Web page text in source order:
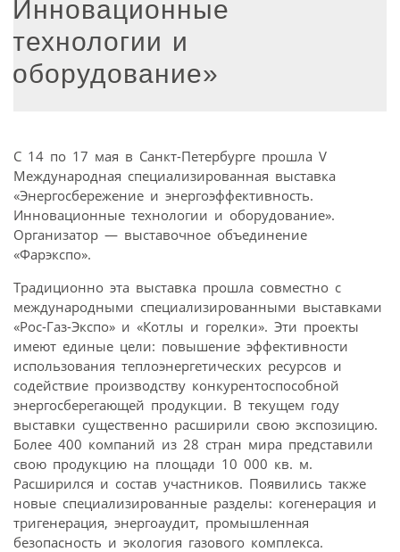
Инновационные
технологии и
оборудование»
С 14 по 17 мая в Санкт-Петербурге прошла V
Международная специализированная выставка
«Энергосбережение и энергоэффективность.
Инновационные технологии и оборудование».
Организатор — выставочное объединение
«Фарэкспо».
Традиционно эта выставка прошла совместно с
международными специализированными выставками
«Рос-Газ-Экспо» и «Котлы и горелки». Эти проекты
имеют единые цели: повышение эффективности
использования теплоэнергетических ресурсов и
содействие производству конкурентоспособной
энергосберегающей продукции. В текущем году
выставки существенно расширили свою экспозицию.
Более 400 компаний из 28 стран мира представили
свою продукцию на площади 10 000 кв. м.
Расширился и состав участников. Появились также
новые специализированные разделы: когенерация и
тригенерация, энергоаудит, промышленная
безопасность и экология газового комплекса.